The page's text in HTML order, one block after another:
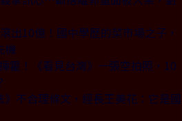
出10億！國中學歷的菜市場之子，
機
霍！《看見台灣》一張空拍照，10
不合理條文，經長王美花：它是國